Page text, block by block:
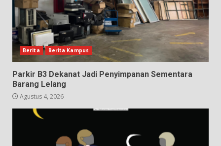
Berita Berita Kampus
Parkir B3 Dekanat Jadi Penyimpanan Sementara
Barang Lelang
Agustus 4, 2026